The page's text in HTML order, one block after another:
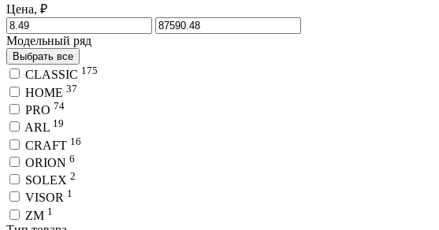
Цена, ₽
Модельный ряд
Выбрать все
CLASSIC 175
HOME 37
PRO 74
ARL 19
CRAFT 16
ORION 6
SOLEX 2
VISOR 1
ZM 1